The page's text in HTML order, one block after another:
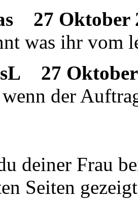
27 Oktober
was ihr vom
27
der
deiner Frau
Seiten